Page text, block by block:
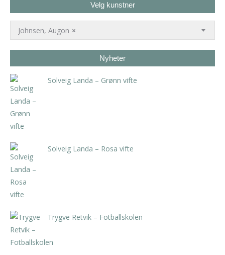
Velg kunstner
×
Johnsen, Augon
Nyheter
Solveig Landa – Grønn vifte
Solveig Landa – Rosa vifte
Trygve Retvik – Fotballskolen